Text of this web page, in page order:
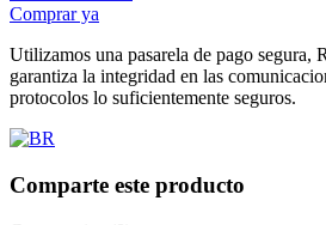
Comprar ya
Utilizamos una pasarela de pago segura,
garantiza la integridad en las
protocolos lo suficientemente seguros.
Comparte este producto